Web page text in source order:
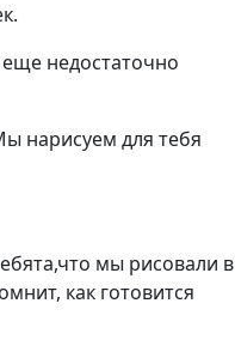
недостаточно
нарисуем для тебя
мы рисовали в
как готовится